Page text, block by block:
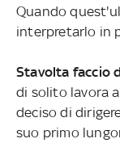
Quando
interpretarlo in
Stavolta faccio
di solito lavora
deciso di
suo primo